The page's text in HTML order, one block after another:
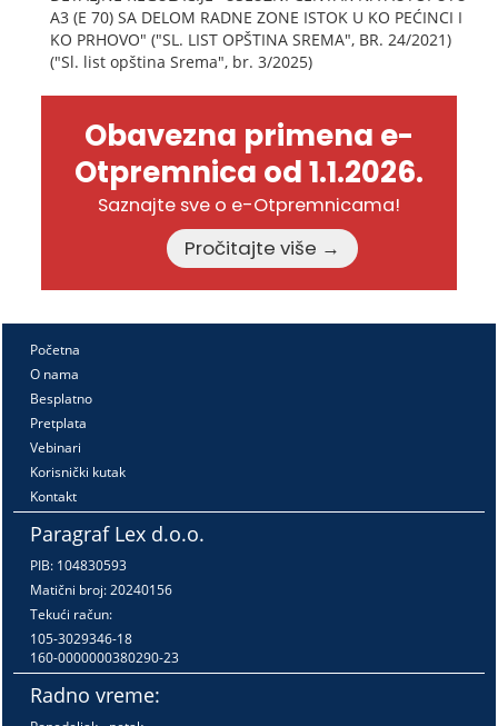
A3 (E 70) SA DELOM RADNE ZONE ISTOK U KO PEĆINCI I
KO PRHOVO" ("SL. LIST OPŠTINA SREMA", BR. 24/2021)
("Sl. list opština Srema", br. 3/2025)
Obavezna primena e-
Otpremnica od 1.1.2026.
Saznajte sve o e-Otpremnicama!
Pročitajte više →
Početna
O nama
Besplatno
Pretplata
Vebinari
Korisnički kutak
Kontakt
Paragraf Lex d.o.o.
PIB: 104830593
Matični broj: 20240156
Tekući račun:
105-3029346-18
160-0000000380290-23
Radno vreme: